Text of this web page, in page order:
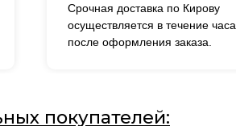
Срочная доставка по Кирову
осуществляется в течение часа
после оформления заказа.
покупателей: